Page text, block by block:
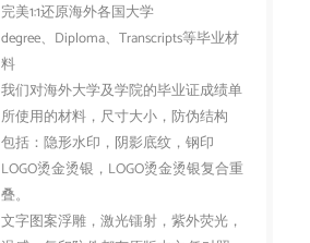
完美1:1还原海外各国大学
degree、Diploma、Transcripts等毕业材
料
我们对海外大学及学院的毕业证成绩单
所使用的材料，尺寸大小，防伪结构
包括：隐形水印，阴影底纹，钢印
LOGO烫金烫银，LOGO烫金烫银复合重
叠。
文字图案浮雕，激光镭射，紫外荧光，